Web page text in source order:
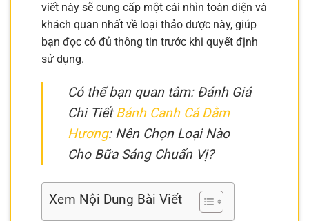
viết này sẽ cung cấp một cái nhìn toàn diện và
khách quan nhất về loại thảo dược này, giúp
bạn đọc có đủ thông tin trước khi quyết định
sử dụng.
Có thể bạn quan tâm: Đánh Giá
Chi TiếtBánh Canh Cá Dằm
Hương: Nên Chọn Loại Nào
Cho Bữa Sáng Chuẩn Vị?
Xem Nội Dung Bài Viết